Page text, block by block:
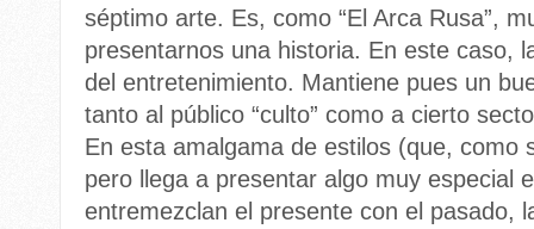
séptimo arte. Es, como “El Arca Rusa”,
presentarnos una historia. En este caso,
del entretenimiento. Mantiene pues un
tanto al público “culto” como a cierto
En esta amalgama de estilos (que, como
pero llega a presentar algo muy especial
entremezclan el presente con el pasado,